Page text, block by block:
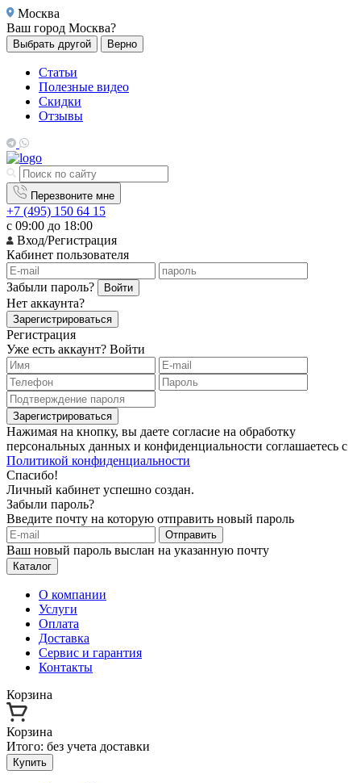
Москва
Ваш город Москва?
Выбрать другой Верно
Статьи
Полезные видео
Скидки
Отзывы
Перезвоните мне
+7 (495) 150 64 15
с 09:00 до 18:00
Вход/Регистрация
Кабинет пользователя
Забыли пароль? Войти
Нет аккаунта?
Зарегистрироваться
Регистрация
Уже есть аккаунт? Войти
Зарегистрироваться
Нажимая на кнопку, вы даете согласие на обработку
персональных данных и конфиденциальности соглашаетесь с
Политикой конфиденциальности
Спасибо!
Личный кабинет успешно создан.
Забыли пароль?
Введите почту на которую отправить новый пароль
Отправить
Ваш новый пароль выслан на указанную почту
Каталог
О компании
Услуги
Оплата
Доставка
Сервис и гарантия
Контакты
Корзина
Корзина
Итого: без учета доставки
Купить